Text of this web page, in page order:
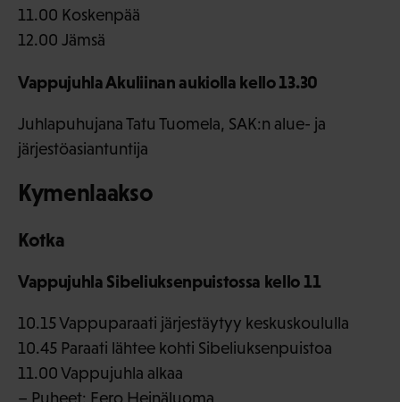
11.00 Koskenpää
12.00 Jämsä
Vappujuhla Akuliinan aukiolla kello 13.30
Juhlapuhujana Tatu Tuomela, SAK:n alue- ja
järjestöasiantuntija
Kymenlaakso
Kotka
Vappujuhla Sibeliuksenpuistossa kello 11
10.15 Vappuparaati järjestäytyy keskuskoululla
10.45 Paraati lähtee kohti Sibeliuksenpuistoa
11.00 Vappujuhla alkaa
– Puheet: Eero Heinäluoma,